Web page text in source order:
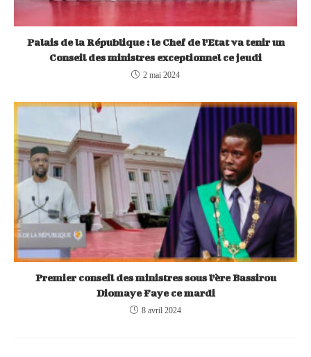
Palais de la République : le Chef de l’Etat va tenir un
Conseil des ministres exceptionnel ce jeudi
2 mai 2024
Premier conseil des ministres sous l’ère Bassirou
Diomaye Faye ce mardi
8 avril 2024